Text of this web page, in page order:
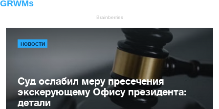
НОВОСТИ
Суд ослабил меру пресечения
экскерующему Офису президента:
детали